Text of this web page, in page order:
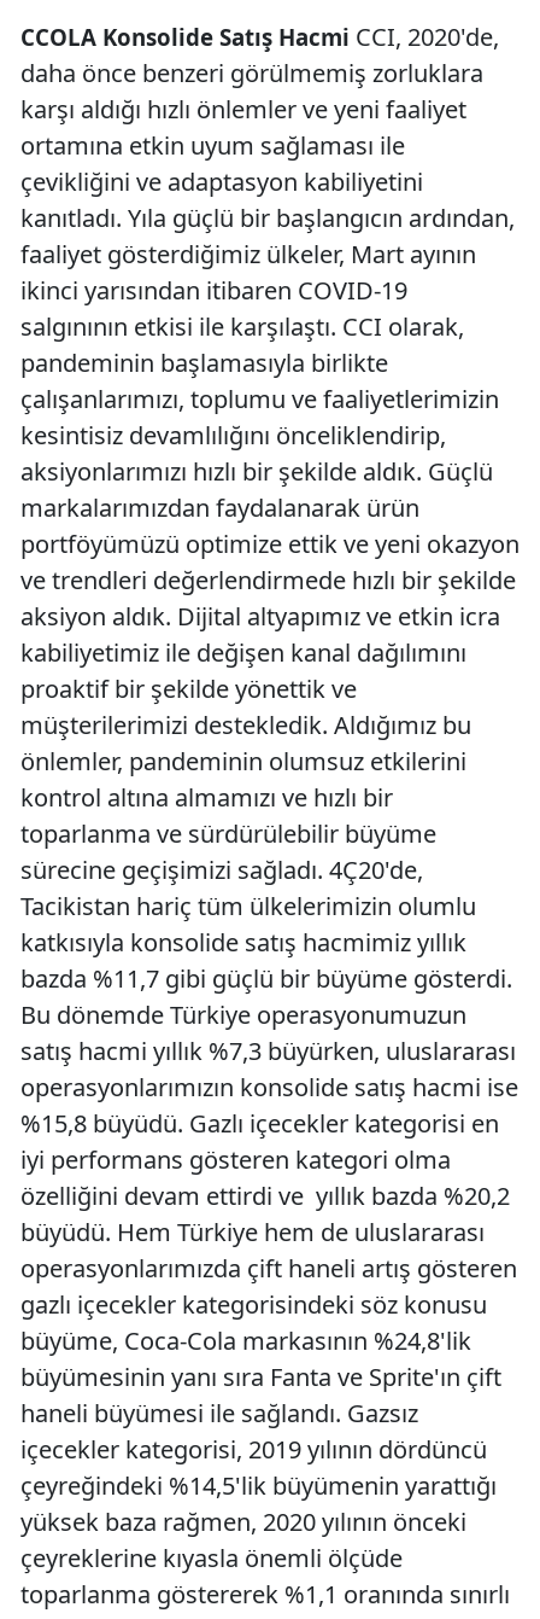
CCOLA Konsolide Satış Hacmi CCI, 2020'de,
daha önce benzeri görülmemiş zorluklara
karşı aldığı hızlı önlemler ve yeni faaliyet
ortamına etkin uyum sağlaması ile
çevikliğini ve adaptasyon kabiliyetini
kanıtladı. Yıla güçlü bir başlangıcın ardından,
faaliyet gösterdiğimiz ülkeler, Mart ayının
ikinci yarısından itibaren COVID-19
salgınının etkisi ile karşılaştı. CCI olarak,
pandeminin başlamasıyla birlikte
çalışanlarımızı, toplumu ve faaliyetlerimizin
kesintisiz devamlılığını önceliklendirip,
aksiyonlarımızı hızlı bir şekilde aldık. Güçlü
markalarımızdan faydalanarak ürün
portföyümüzü optimize ettik ve yeni okazyon
ve trendleri değerlendirmede hızlı bir şekilde
aksiyon aldık. Dijital altyapımız ve etkin icra
kabiliyetimiz ile değişen kanal dağılımını
proaktif bir şekilde yönettik ve
müşterilerimizi destekledik. Aldığımız bu
önlemler, pandeminin olumsuz etkilerini
kontrol altına almamızı ve hızlı bir
toparlanma ve sürdürülebilir büyüme
sürecine geçişimizi sağladı. 4Ç20'de,
Tacikistan hariç tüm ülkelerimizin olumlu
katkısıyla konsolide satış hacmimiz yıllık
bazda %11,7 gibi güçlü bir büyüme gösterdi.
Bu dönemde Türkiye operasyonumuzun
satış hacmi yıllık %7,3 büyürken, uluslararası
operasyonlarımızın konsolide satış hacmi ise
%15,8 büyüdü. Gazlı içecekler kategorisi en
iyi performans gösteren kategori olma
özelliğini devam ettirdi ve yıllık bazda %20,2
büyüdü. Hem Türkiye hem de uluslararası
operasyonlarımızda çift haneli artış gösteren
gazlı içecekler kategorisindeki söz konusu
büyüme, Coca-Cola markasının %24,8'lik
büyümesinin yanı sıra Fanta ve Sprite'ın çift
haneli büyümesi ile sağlandı. Gazsız
içecekler kategorisi, 2019 yılının dördüncü
çeyreğindeki %14,5'lik büyümenin yarattığı
yüksek baza rağmen, 2020 yılının önceki
çeyreklerine kıyasla önemli ölçüde
toparlanma göstererek %1,1 oranında sınırlı